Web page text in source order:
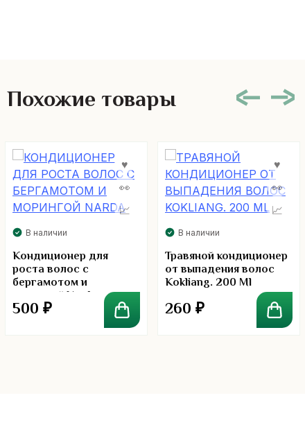
Похожие товары
В наличии
Кондиционер для
роста волос с
бергамотом и
морингой Narda
500 ₽
В наличии
Травяной кондиционер
от выпадения волос
Kokliang. 200 Ml
260 ₽